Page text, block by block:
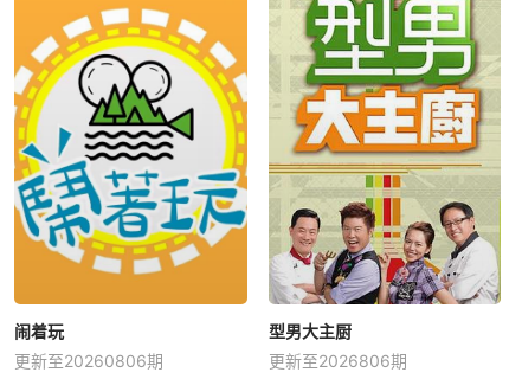
闹着玩
更新至20260806期
型男大主厨
更新至2026806期